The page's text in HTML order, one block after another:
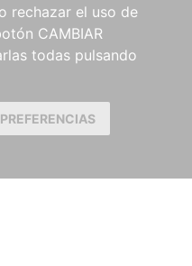
rechazar el uso de
CAMBIAR
todas pulsando